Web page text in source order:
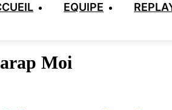
EQUIPE
Moi